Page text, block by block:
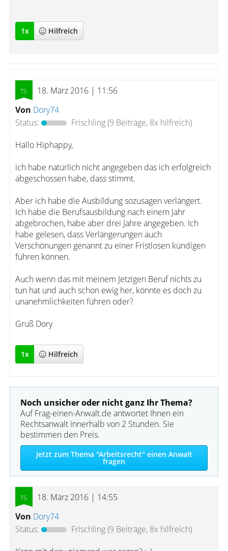
1x Hilfreich
18. März 2016 | 11:56
Von Dory74
Status:
Frischling(9 Beiträge, 8x hilfreich)
Hallo Hiphappy,
ich habe natürlich nicht angegeben das ich erfolgreich
abgeschossen habe, dass stimmt.
Aber ich habe die Ausbildung sozusagen verlängert.
Ich habe die Berufsausbildung nach einem Jahr
abgebrochen, habe aber drei Jahre angegeben. Ich
habe gelesen, dass Verlängerungen auch
Verschönungen genannt zu einer Fristlosen kündigen
führen können.
Auch wenn das mit meinem Jetzigen Beruf nichts zu
tun hat und auch schon ewig her, könnte es doch zu
unanehmlichkeiten führen oder?
Gruß Dory
1x Hilfreich
Noch unsicher oder nicht ganz Ihr Thema?
Auf Frag-einen-Anwalt.de antwortet Ihnen ein
Rechtsanwalt innerhalb von 2 Stunden. Sie
bestimmen den Preis.
Jetzt zum Thema "Arbeitsrecht" einen Anwalt
fragen
18. März 2016 | 14:55
Von Dory74
Status:
Frischling(9 Beiträge, 8x hilfreich)